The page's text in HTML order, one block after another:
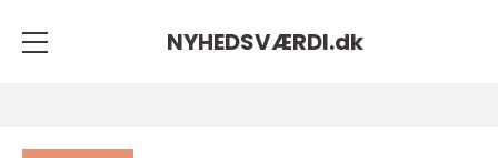
NYHEDSVÆRDI.dk